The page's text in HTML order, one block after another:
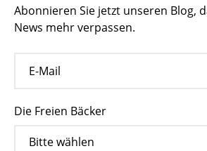
Abonnieren Sie jetzt unseren Blog,
News mehr verpassen.
Die Freien Bäcker